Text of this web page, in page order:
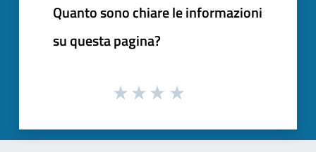
Quanto sono chiare le informazioni
su questa pagina?